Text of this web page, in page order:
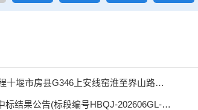
【房县中心】十堰市房县G346上安线窑淮至界山路面结构性修复工程十堰市房县G346上安线窑淮至界山路面结构性修复工程中标结果公告(标段编号HBFX-202607GL-006001001)
【潜江市中心】2026年农村公路提升项目2026年农村公路提升项目中标结果公告(标段编号HBQJ-202606GL-006001001)